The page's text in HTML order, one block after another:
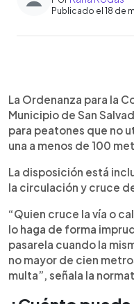
Publicado el 18 de
► Escuchar
resumen general
consectetur
tempor incididunt ut
aliqua. Ut enim ad
commodo
reprehenderit in
cupidatat non
deserunt mollit anim
La Ordenanza para la
Municipio de San
para peatones que no
una a menos de 100
La disposición está
la circulación y cruce
“Quien cruce la vía o
lo haga de forma
pasarela cuando la
no mayor de cien
multa”, señala la